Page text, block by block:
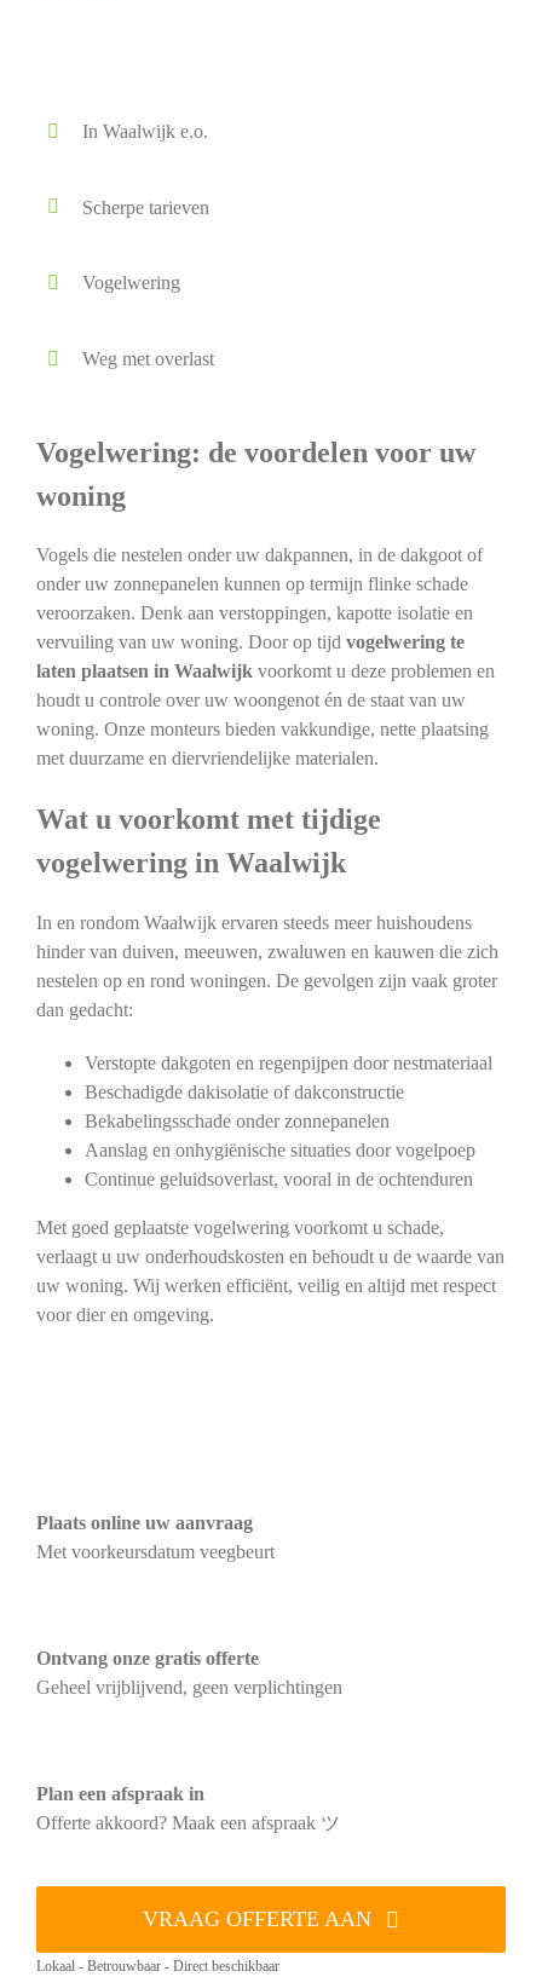
In Waalwijk e.o.
Scherpe tarieven
Vogelwering
Weg met overlast
Vogelwering: de voordelen voor uw
woning
Vogels die nestelen onder uw dakpannen, in de dakgoot of
onder uw zonnepanelen kunnen op termijn flinke schade
veroorzaken. Denk aan verstoppingen, kapotte isolatie en
vervuiling van uw woning. Door op tijd vogelwering te
laten plaatsen in Waalwijkvoorkomt u deze problemen en
houdt u controle over uw woongenot én de staat van uw
woning. Onze monteurs bieden vakkundige, nette plaatsing
met duurzame en diervriendelijke materialen.
Wat u voorkomt met tijdige
vogelwering in Waalwijk
In en rondom Waalwijk ervaren steeds meer huishoudens
hinder van duiven, meeuwen, zwaluwen en kauwen die zich
nestelen op en rond woningen. De gevolgen zijn vaak groter
dan gedacht:
Verstopte dakgoten en regenpijpen door nestmateriaal
Beschadigde dakisolatie of dakconstructie
Bekabelingsschade onder zonnepanelen
Aanslag en onhygiënische situaties door vogelpoep
Continue geluidsoverlast, vooral in de ochtenduren
Met goed geplaatste vogelwering voorkomt u schade,
verlaagt u uw onderhoudskosten en behoudt u de waarde van
uw woning. Wij werken efficiënt, veilig en altijd met respect
voor dier en omgeving.
Plaats online uw aanvraag
Met voorkeursdatum veegbeurt
Ontvang onze gratis offerte
Geheel vrijblijvend, geen verplichtingen
Plan een afspraak in
Offerte akkoord? Maak een afspraak ツ
VRAAG OFFERTE AAN
Lokaal - Betrouwbaar - Direct beschikbaar